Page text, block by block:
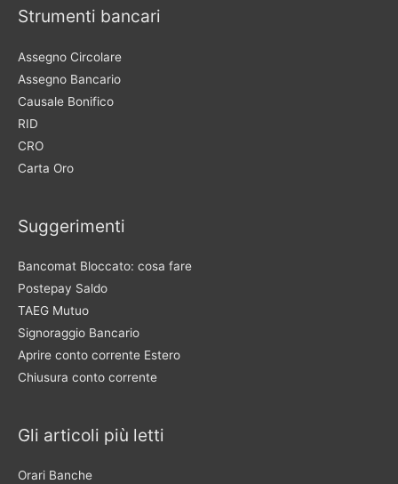
Strumenti bancari
Assegno Circolare
Assegno Bancario
Causale Bonifico
RID
CRO
Carta Oro
Suggerimenti
Bancomat Bloccato: cosa fare
Postepay Saldo
TAEG Mutuo
Signoraggio Bancario
Aprire conto corrente Estero
Chiusura conto corrente
Gli articoli più letti
Orari Banche